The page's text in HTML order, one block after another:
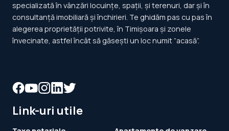
specializată în vânzări locuințe, spații, și terenuri, dar și în
consultanță imobiliară și închirieri. Te ghidăm pas cu pas în
alegerea proprietății potrivite, în Timișoara și zonele
învecinate, astfel încât să găsești un loc numit ”acasă”.
Link-uri utile